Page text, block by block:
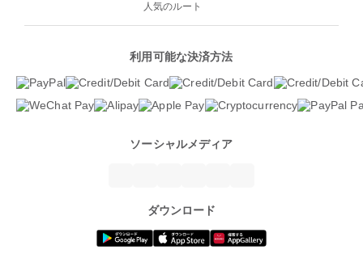
人気のルート
利用可能な決済方法
ソーシャルメディア
ダウンロード